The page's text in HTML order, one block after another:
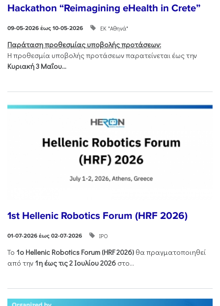
Hackathon “Reimagining eHealth in Crete”
09-05-2026 έως 10-05-2026 ΕΚ "Αθηνά"
Παράταση προθεσμίας υποβολής προτάσεων:
Η προθεσμία υποβολής προτάσεων παρατείνεται έως την
Κυριακή 3 Μαΐου...
1st Hellenic Robotics Forum (HRF 2026)
01-07-2026 έως 02-07-2026 ΙΡΟ
Το 1ο Hellenic Robotics Forum (HRF2026) θα πραγματοποιηθεί
από την 1η έως τις 2 Ιουλίου 2026 στο...